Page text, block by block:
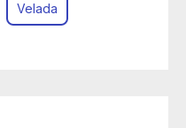
Velada